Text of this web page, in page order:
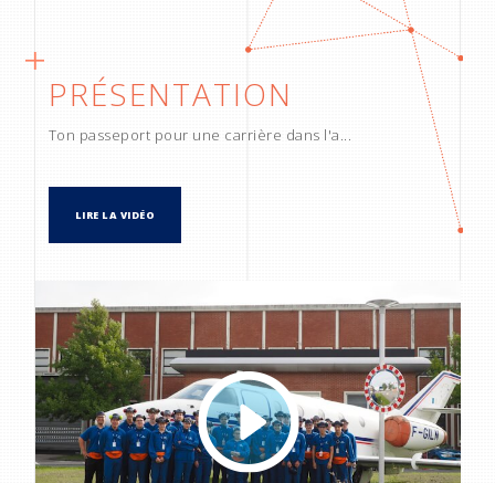
PRÉSENTATION
Ton passeport pour une carrière dans l'a...
LIRE LA VIDÉO